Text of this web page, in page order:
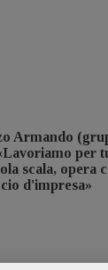
Armando
per
scala, opera
d'impresa»